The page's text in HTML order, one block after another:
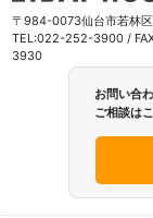
〒984-0073仙台市若林区
TEL:022-252-3900 /
3930
お問い合
ご相談は